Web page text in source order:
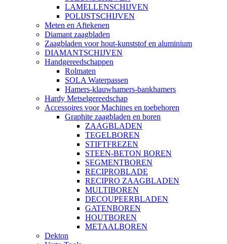
LAMELLENSCHIJVEN
POLIJSTSCHIJVEN
Meten en Aftekenen
Diamant zaagbladen
Zaagbladen voor hout-kunststof en aluminium
DIAMANTSCHIJVEN
Handgereedschappen
Rolmaten
SOLA Waterpassen
Hamers-klauwhamers-bankhamers
Hardy Metselgereedschap
Accessoires voor Machines en toebehoren
Graphite zaagbladen en boren
ZAAGBLADEN
TEGELBOREN
STIFTFREZEN
STEEN-BETON BOREN
SEGMENTBOREN
RECIPROBLADE
RECIPRO ZAAGBLADEN
MULTIBOREN
DECOUPEERBLADEN
GATENBOREN
HOUTBOREN
METAALBOREN
Dekton